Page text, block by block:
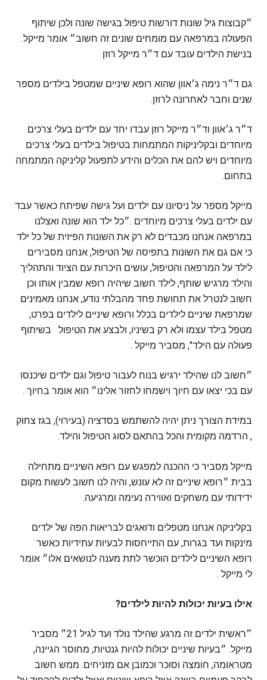
״קבוצות גיל שונות דורשות טיפול בגישה שונה ולכן שיתוף
הפעולה במרפאה עם מומחים שונים זה חשוב״ אומר מייקל.
בנישת הילדים עובד עם ד״ר מייקל רוזן
גם ד״ר נימה ג׳אוון שהוא רופא שיניים שמטפל בילדים מספר
שנים וחבר לאחרונה לרוזן.
ד״ר ג׳אוון וד״ר מייקל רוזן עבדו יחד עם ילדים בעלי צרכים
מיוחדים ובקליניקות המתמחות בטיפול בילדים בעלי צרכים
מיוחדים ויש להם את הכלים והידע לתפעול קליניקה המתמחה
בתחום.
מייקל מספר על ניסיונו עם ילדים ועל גישה שפיתח כאשר עבד
עם ילדים בעלי צרכים מיוחדים .״כל ילד הוא שונה ואצלנו
במרפאה אנחנו מכבדים לא רק את השונות הפיזית של כל ילד
כי אם גם את השונות בתפיסה של הטיפול, אנחנו מסבירים
לילד על המרפאה והטיפול, עושים היכרות עם הציוד והתהליך
והילד מרגיש שותף, לילד חשוב שיהיה רופא שמבין אותו וכן
חשוב לנטרל את תחושת פחד מהבלתי נודע, אנחנו מאמינים
שמרפאת שיניים לילדים בכלל ורופא שיניים לילדים בפרט,
מטפל בילד עצמו ולא רק בשיניו, ולבצע את הטיפול בשיתוף
פעולה עם הילד", מסביר מייקל .
״חשוב לנו שהילד ירגיש בנוח לעבור טיפול וגם ילדים שיכנסו
עם בכי יצאו עם חיוך וישמחו לחזור אלינו״ הוא אומר בחיוך .
במידת הצורך ניתן יהיה להשתמש בסדציה (בעירוי), בגז צחוק
, הרדמה מקומית והכל בהתאם לסוג הטיפול והילד.
מייקל מסביר כי ההכנה למפגש עם רופא השיניים מתחילה
בבית ״רופא שיניים זה לא עונש, והיה לנו חשוב לעשות מקום
ידידותי עם משחקים ואווירה נעימה ומרגיעה.
בקליניקה אנחנו מטפלים ודואגים לבריאות הפה של ילדים
מינקות ועד בגרות, עם התייחסות לבעיות עתידיות כאשר
רופא השיניים לילדים הוכשר לתת מענה לנושאים אלו״ אומר
לי מייקל .
אילו בעיות יכולות להיות לילדים?
״ראשית ילדים זה מרגע שהילד נולד ועד לגיל 21״ מסביר
מייקל. ״בעיות שיניים יכולות להיות גנטיות, מחוסר הגיינה,
מטראומה, חומצה וסוכר וכמובן אם מזניחים. ממש חשוב